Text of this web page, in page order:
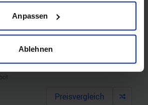
Ihre geografische Lage erfassen,
Meter genau sein können
aktives Scannen nach bestimmten
wie Ihre persönlichen Daten
und legen Sie Ihre Präferenzen im
Anpassen
Ablehnen
Strix Radeon RX 6600 XT OC
Preisvergleich
Radeon RX 6600 XT Eagle 8G
Preisvergleich